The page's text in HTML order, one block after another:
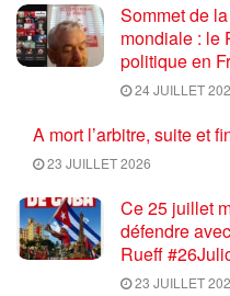
Sommet de
mondiale : le
politique en
24 JUILLET
A mort l’arbitre, suite et
23 JUILLET 2026
Ce 25 juillet
défendre
Rueff
23 JUILLET